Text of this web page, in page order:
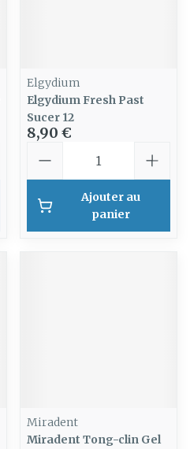
Elgydium
Elgydium Fresh Past
Sucer 12
8,90 €
Ajouter au
panier
Miradent
Miradent Tong-clin Gel